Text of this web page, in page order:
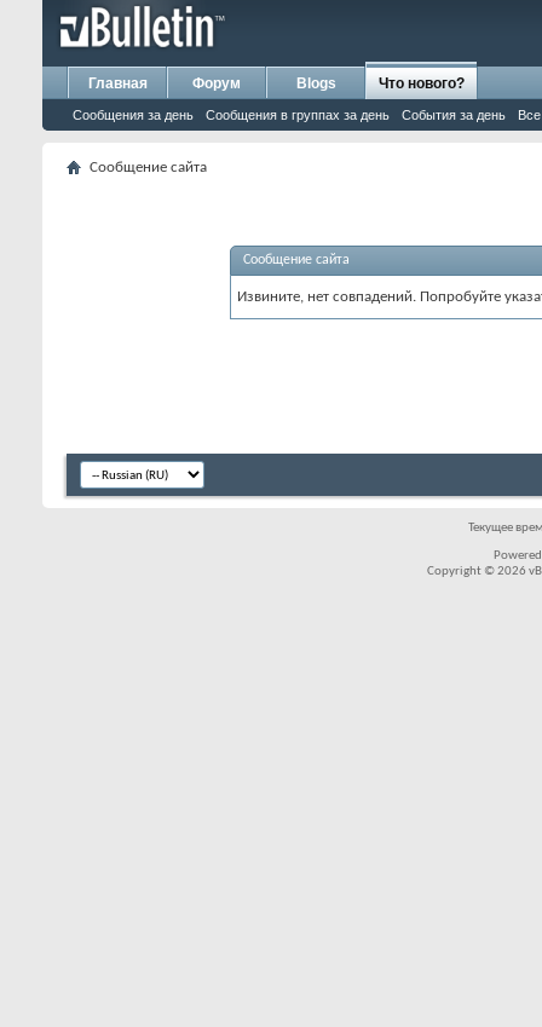
Главная Форум Blogs Что нового?
Сообщения за день Сообщения в группах за день События за день
Сообщение сайта
Сообщение сайта
Извините, нет совпадений. Попробуйте
Текущее
Copyright © 2026